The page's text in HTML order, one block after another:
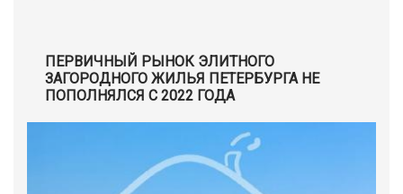
ПЕРВИЧНЫЙ РЫНОК ЭЛИТНОГО
ЗАГОРОДНОГО ЖИЛЬЯ ПЕТЕРБУРГА НЕ
ПОПОЛНЯЛСЯ С 2022 ГОДА